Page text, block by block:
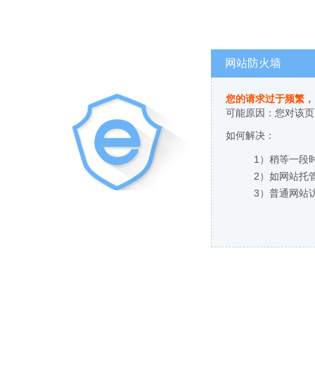
网站防火墙
您的请求过于频繁
可能原因：您对该
如何解决：
1）稍等一段
2）如网站托
3）普通网站